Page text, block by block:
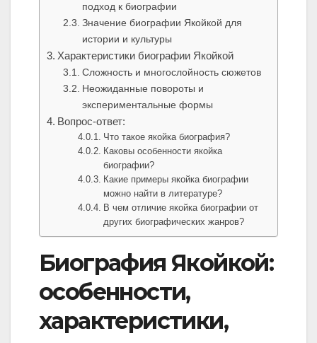
подход к биографии
Значение биографии Якойкой для
истории и культуры
Характеристики биографии Якойкой
Сложность и многослойность сюжетов
Неожиданные повороты и
экспериментальные формы
Вопрос-ответ:
Что такое якойка биография?
Каковы особенности якойка
биографии?
Какие примеры якойка биографии
можно найти в литературе?
В чем отличие якойка биографии от
других биографических жанров?
Биография Якойкой:
особенности,
характеристики,